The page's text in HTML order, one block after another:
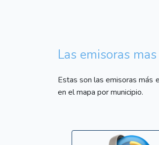
Las emisoras
Estas son las emisoras más
en el mapa por municipio.